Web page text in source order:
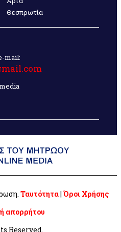
Θεσπρωτία
mail:
Ταυτότητα| Όροι Χρήσης
απορρήτου
Reserved.